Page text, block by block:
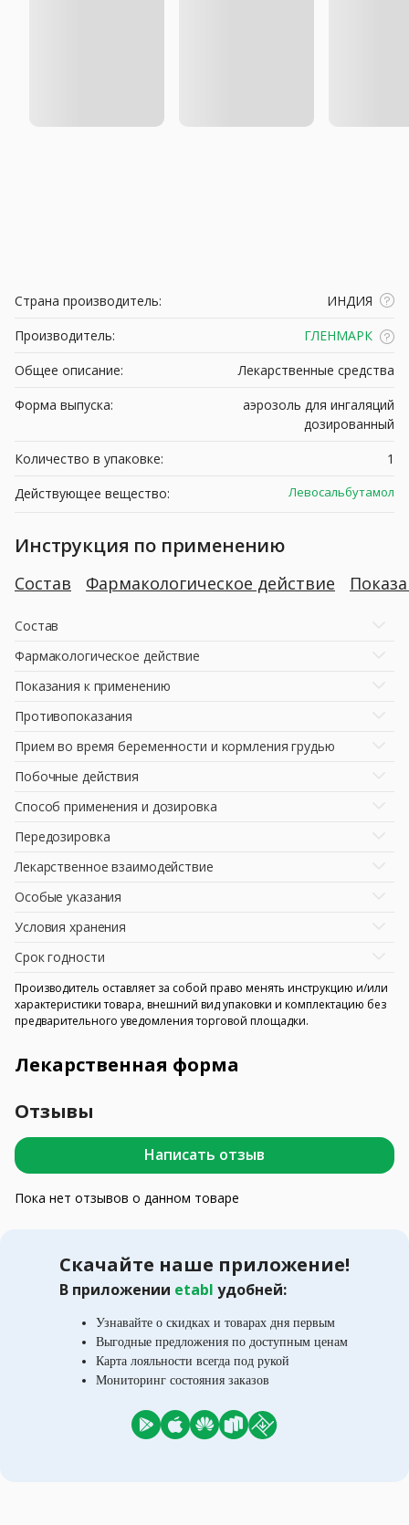
Страна производитель:
ИНДИЯ
Производитель:
ГЛЕНМАРК
Общее описание:
Лекарственные средства
Форма выпуска:
аэрозоль для ингаляций
дозированный
Количество в упаковке:
1
Действующее вещество:
Левосальбутамол
Инструкция по применению
Состав Фармакологическое действие
Состав
Фармакологическое действие
Показания к применению
Противопоказания
Прием во время беременности и кормления грудью
Побочные действия
Способ применения и дозировка
Передозировка
Лекарственное взаимодействие
Особые указания
Условия хранения
Срок годности
Производитель оставляет за собой право менять инструкцию и/или
характеристики товара, внешний вид упаковки и комплектацию без
предварительного уведомления торговой площадки.
Лекарственная форма
Отзывы
Написать отзыв
Пока нет отзывов о данном товаре
Скачайте наше приложение!
В приложении etabl удобней:
Узнавайте о скидках и товарах дня первым
Выгодные предложения по доступным ценам
Карта лояльности всегда под рукой
Мониторинг состояния заказов